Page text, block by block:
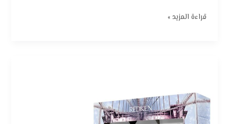
قراءة المزيد »
كونسينتريت
تريو: